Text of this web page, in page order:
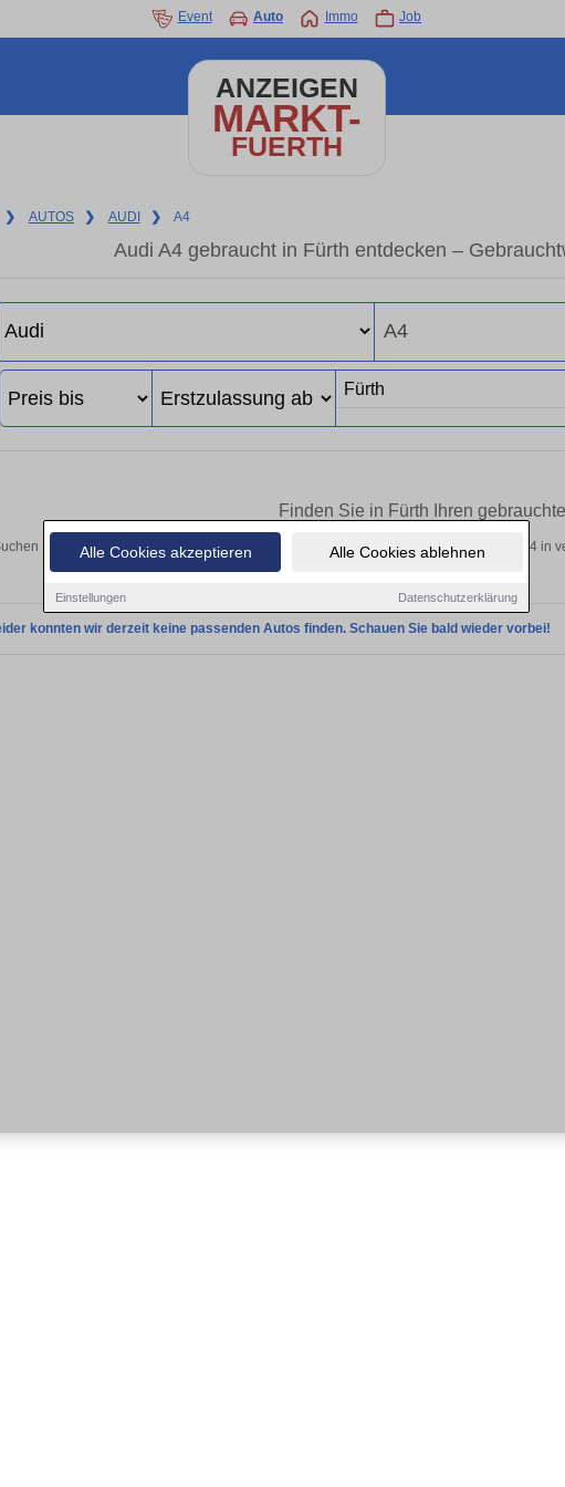
Alle Cookies akzeptieren Alle Cookies ablehnen
Einstellungen Datenschutzerklärung
Event Auto Immo Job
ANZEIGEN
MARKT-
FUERTH
❯ AUTOS ❯ AUDI ❯ A4
Audi A4 gebraucht in Fürth entdecken –
Finden Sie in Fürth Ihren
Sie in Fürth einen Audi A4 Gebrauchtwagen? Entdecken Sie gebrauchte A4 von A4
konnten wir derzeit keine passenden Autos finden. Schauen Sie bald wieder vorbei!